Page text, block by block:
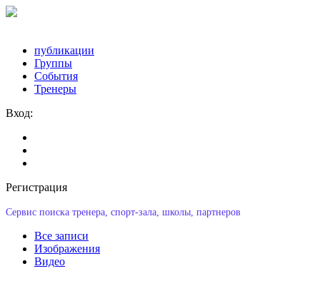
публикации
Группы
События
Тренеры
Вход:
Регистрация
Сервис поиска тренера, спорт-зала, школы, партнеров
Все записи
Изображения
Видео